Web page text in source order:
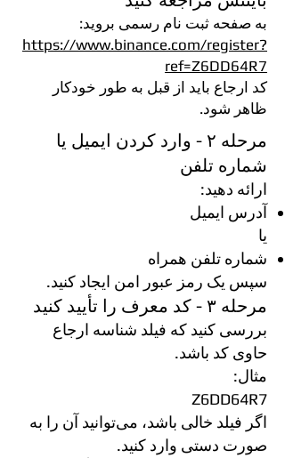
به صفحه ثبت نام رسمی بروید:
https://www.binance.com/register?
ref=Z6DD64R7
کد ارجاع باید از قبل به طور خودکار
ظاهر شود.
مرحله ۲ - وارد کردن ایمیل یا
شماره تلفن
ارائه دهید:
آدرس ایمیل
یا
شماره تلفن همراه
سپس یک رمز عبور امن ایجاد کنید.
مرحله ۳ - کد معرف را تأیید کنید
بررسی کنید که فیلد شناسه ارجاع
حاوی کد باشد.
مثال:
Z6DD64R7
اگر فیلد خالی باشد، می‌توانید آن را به
صورت دستی وارد کنید.